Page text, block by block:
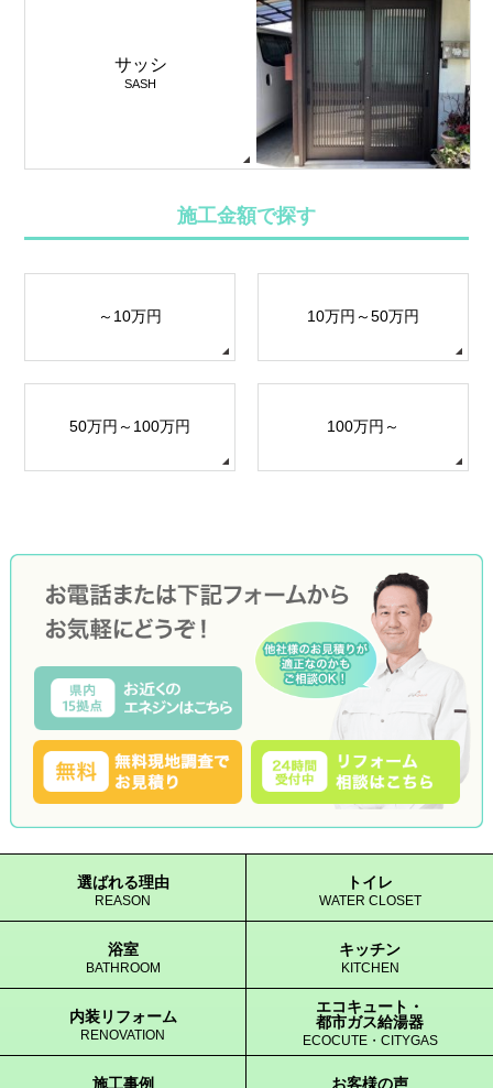
サッシ
SASH
施工金額で探す
～10万円 10万円～50万円
50万円～100万円 100万円～
選ばれる理由
REASON
トイレ
WATER CLOSET
浴室
BATHROOM
キッチン
KITCHEN
内装リフォーム
RENOVATION
エコキュート・
都市ガス給湯器
ECOCUTE・CITYGAS
施工事例 お客様の声